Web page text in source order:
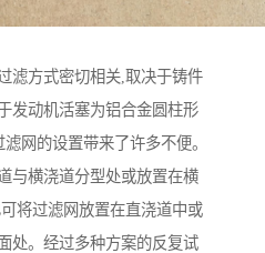
滤方式密切相关,取决于铸件
发动机活塞为铝合金圆柱形
网的设置带来了许多不便。
与横浇道分型处或放置在横
将过滤网放置在直浇道中或
处。经过多种方案的反复试